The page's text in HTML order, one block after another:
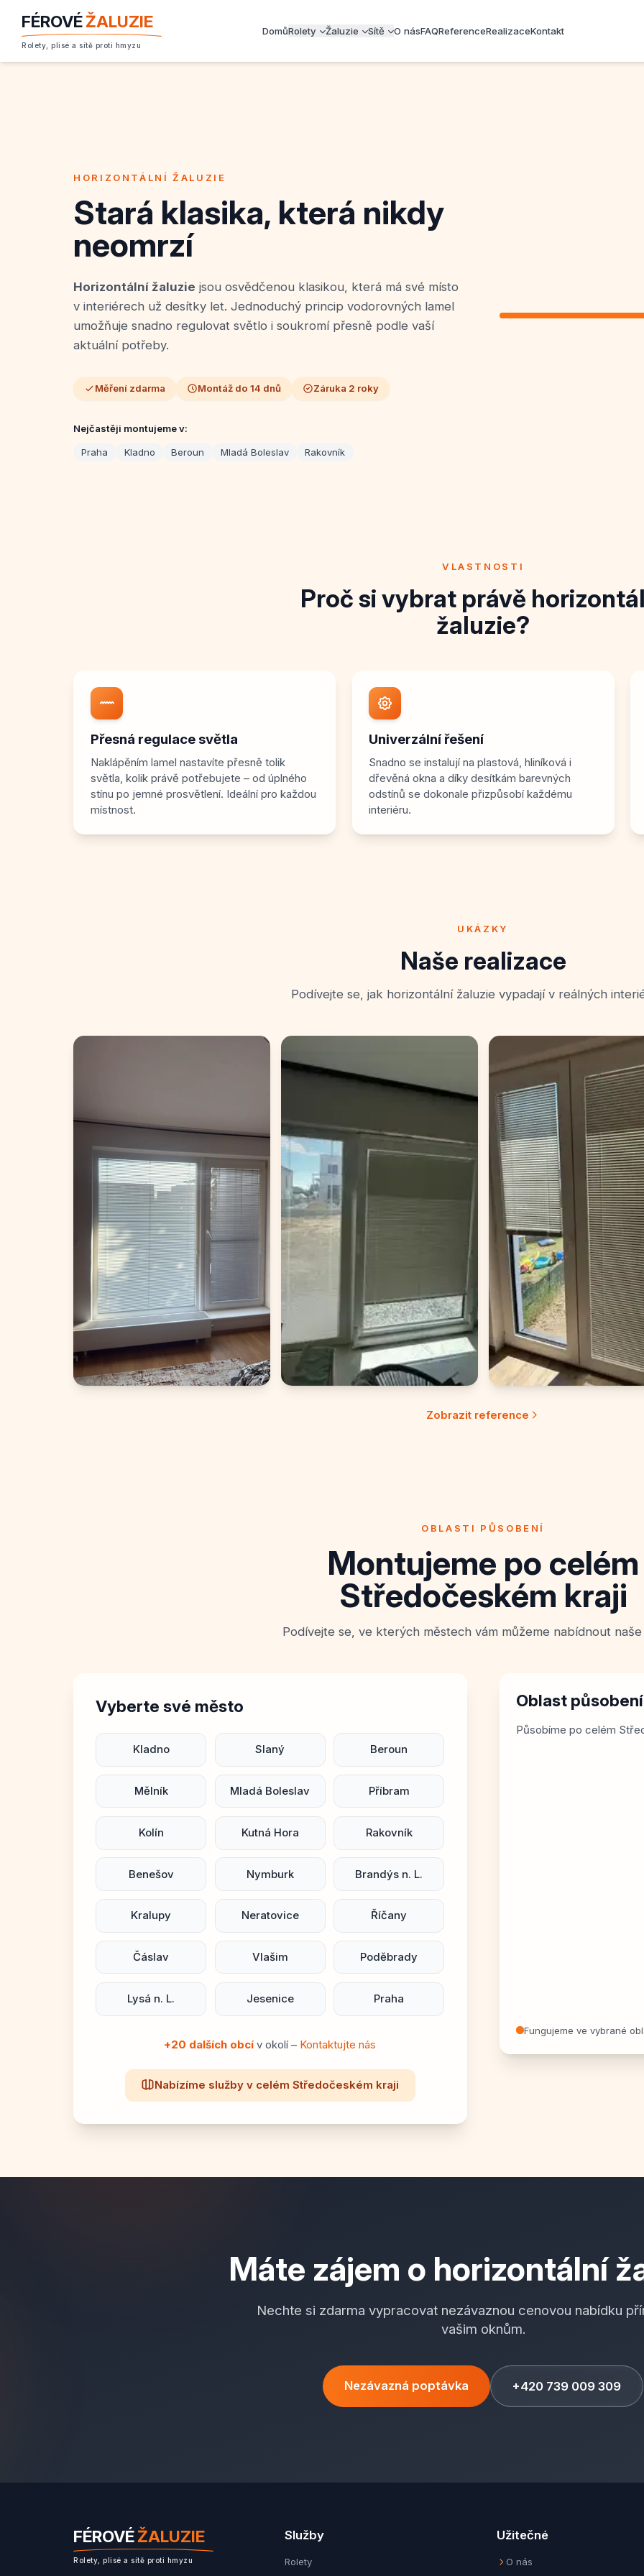
FÉROVÉŽALUZIE
Rolety, plisé a sítě proti hmyzu
DomůRolety Žaluzie Sítě O násFAQReferenceRealizaceKontakt
HORIZONTÁLNÍ ŽALUZIE
Stará klasika, která nikdy
neomrzí
Horizontální žaluzie jsou osvědčenou klasikou, která má své místo
v interiérech už desítky let. Jednoduchý princip vodorovných lamel
umožňuje snadno regulovat světlo i soukromí přesně podle vaší
aktuální potřeby.
Měření zdarma Montáž do 14 dnů Záruka 2 roky
Nejčastěji montujeme v:
Praha Kladno Beroun Mladá Boleslav Rakovník
VLASTNOSTI
Proč si vybrat právě
žaluzie?
Přesná regulace světla
Naklápěním lamel nastavíte přesně tolik
světla, kolik právě potřebujete – od úplného
stínu po jemné prosvětlení. Ideální pro každou
místnost.
Univerzální řešení
Snadno se instalují na plastová, hliníková i
dřevěná okna a díky desítkám barevných
odstínů se dokonale přizpůsobí každému
interiéru.
UKÁZKY
Naše realizace
Podívejte se, jak horizontální žaluzie vypadají v reálných
Zobrazit reference
OBLASTI PŮSOBENÍ
Montujeme po celém
Středočeském kraji
Podívejte se, ve kterých městech vám můžeme nabídnout naše
Vyberte své město
Kladno Slaný Beroun
Mělník Mladá Boleslav Příbram
Kolín Kutná Hora Rakovník
Benešov Nymburk Brandýs n. L.
Kralupy Neratovice Říčany
Čáslav Vlašim Poděbrady
Lysá n. L. Jesenice Praha
+20 dalších obcí v okolí – Kontaktujte nás
Nabízíme služby v celém Středočeském kraji
Oblast
Působíme po celém
Fungujeme ve vybrané
Máte zájem o horizontální
Nechte si zdarma vypracovat nezávaznou cenovou nabídku
vašim oknům.
Nezávazná poptávka +420 739 009 309
FÉROVÉŽALUZIE
Rolety, plisé a sítě proti hmyzu
Služby
Rolety
Užitečné
O nás